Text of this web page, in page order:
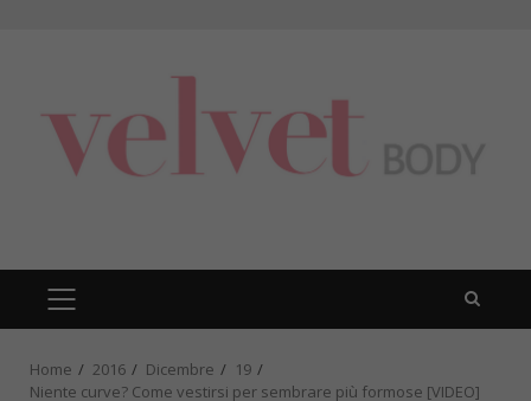
PRIMARY
MENU
Home 2016 Dicembre
19
Niente curve? Come vestirsi per sembrare più formose [VIDEO]